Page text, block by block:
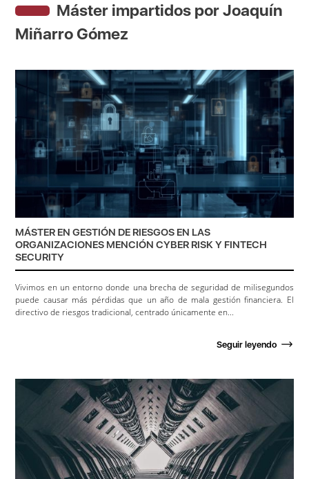
Máster impartidos por Joaquín
Miñarro Gómez
MÁSTER EN GESTIÓN DE RIESGOS EN LAS
ORGANIZACIONES MENCIÓN CYBER RISK Y FINTECH
SECURITY
Vivimos en un entorno donde una brecha de seguridad de milisegundos
puede causar más pérdidas que un año de mala gestión financiera. El
directivo de riesgos tradicional, centrado únicamente en...
Seguir leyendo